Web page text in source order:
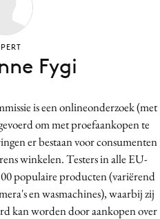
is een onlineonderzoek (met
om met proefaankopen te
er bestaan voor consumenten
winkelen. Testers in alle EU-
populaire producten (variërend
en wasmachines), waarbij zij
kan worden door aankopen over
Fygi